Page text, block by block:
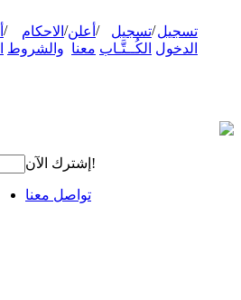
تسجيل
الدخول
/تسجيل
الكُــتَّـاب
/ أعلن
معنا
/ الاحكام
والشروط
/
إشترك الآن!
تواصل معنا